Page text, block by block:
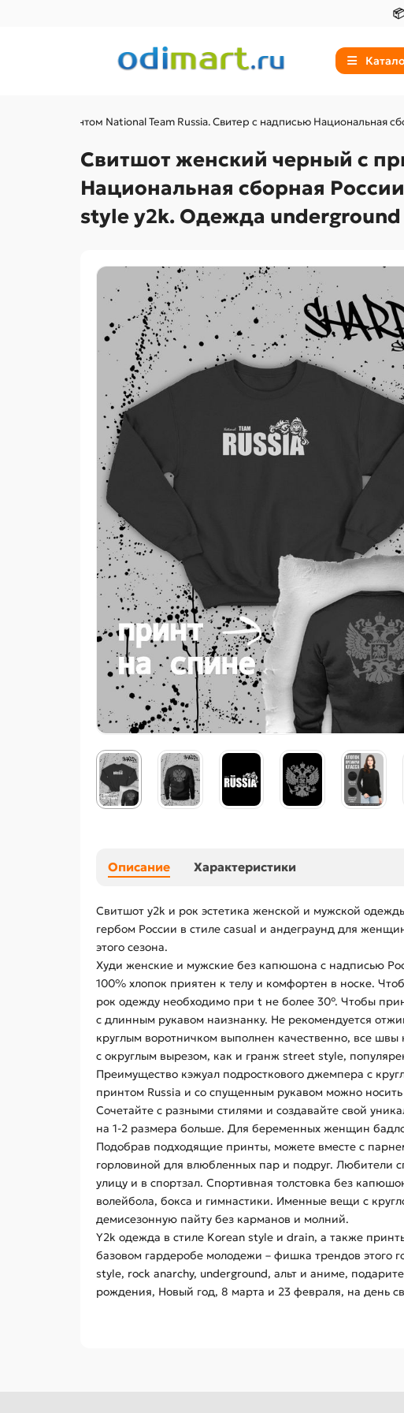
черный с принтом National Team Russia. Свитер с надписью Национальная
Свитшот женский черный с
Национальная сборная
style y2k. Одежда underground
Описание Характеристики
Свитшот y2k и рок эстетика женской и мужской
гербом России в стиле casual и андеграунд для
этого сезона.
Худи женские и мужские без капюшона с надписью
100% хлопок приятен к телу и комфортен в носке.
рок одежду необходимо при t не более 30°. Чтобы
с длинным рукавом наизнанку. Не рекомендуется
круглым воротничком выполнен качественно, все
с округлым вырезом, как и гранж street style,
Преимущество кэжуал подросткового джемпера с
принтом Russia и со спущенным рукавом можно
Сочетайте с разными стилями и создавайте свой
на 1-2 размера больше. Для беременных женщин
Подобрав подходящие принты, можете вместе с
горловиной для влюбленных пар и подруг. Любители
улицу и в спортзал. Спортивная толстовка без
волейбола, бокса и гимнастики. Именные вещи с
демисезонную пайту без карманов и молний.
Y2k одежда в стиле Korean style и drain, а также
базовом гардеробе молодежи – фишка трендов этого
style, rock anarchy, underground, альт и аниме,
рождения, Новый год, 8 марта и 23 февраля, на день